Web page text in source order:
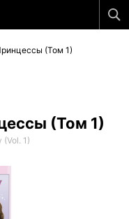
(Том 1)
(Том 1)
1)